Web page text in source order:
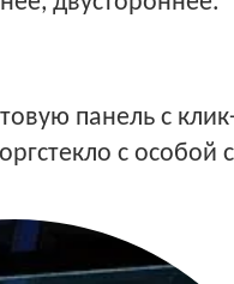
панель с
с